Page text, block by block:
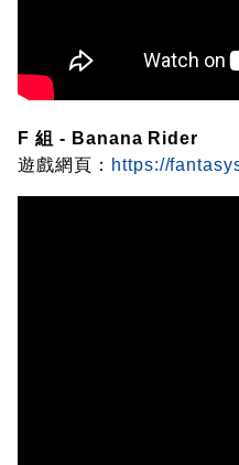
F 組 - Banana Rider
遊戲網頁： https://